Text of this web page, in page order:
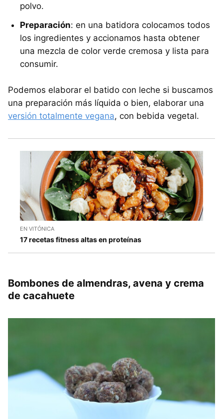
polvo.
Preparación: en una batidora colocamos todos
los ingredientes y accionamos hasta obtener
una mezcla de color verde cremosa y lista para
consumir.
Podemos elaborar el batido con leche si buscamos
una preparación más líquida o bien, elaborar una
versión totalmente vegana, con bebida vegetal.
EN VITÓNICA
17 recetas fitness altas en proteínas
Bombones de almendras, avena y crema
de cacahuete